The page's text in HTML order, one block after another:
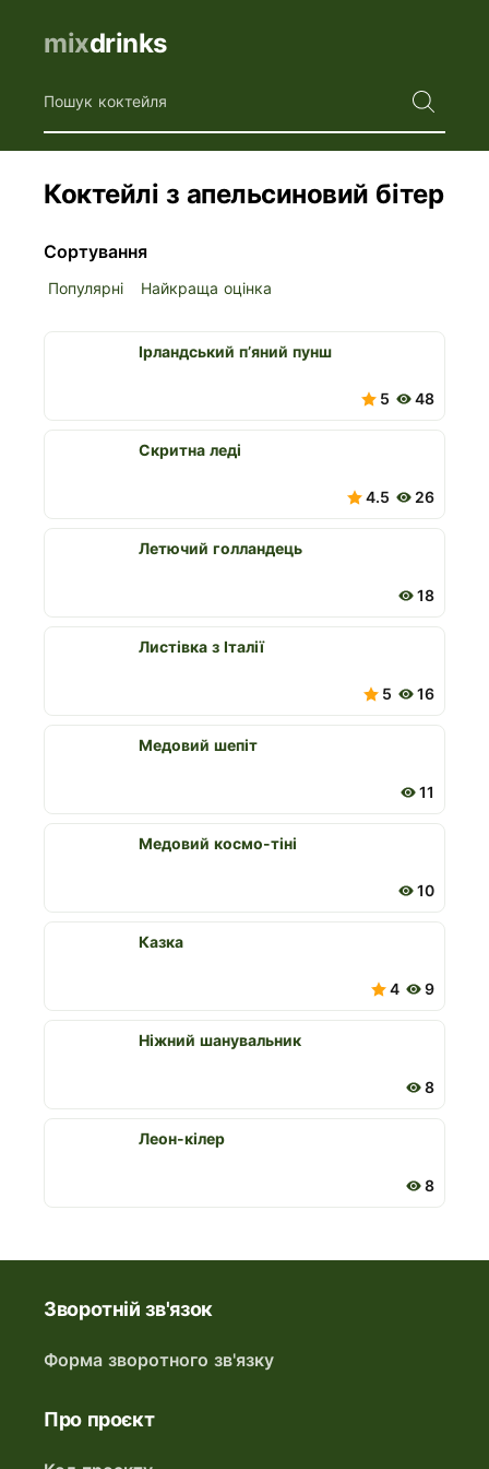
mixdrinks
Пошук коктейля
Коктейлі з апельсиновий бітер
Сортування
Популярні Найкраща оцінка
5 48
Ірландський п’яний пунш
4.5 26
Скритна леді
18
Летючий голландець
5 16
Листівка з Італії
11
Медовий шепіт
10
Медовий космо-тіні
4 9
Казка
8
Ніжний шанувальник
8
Леон-кілер
Зворотній зв'язок
Форма зворотного зв'язку
Про проєкт